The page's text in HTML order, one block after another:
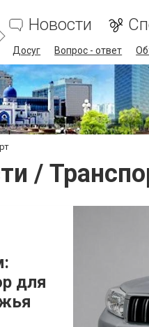
Новости
Досуг Вопрос - ответ
/
для